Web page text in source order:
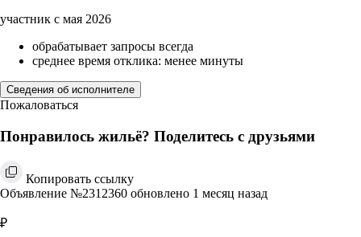
участник с мая 2026
обрабатывает запросы всегда
среднее время отклика: менее минуты
Сведения об исполнителе
Пожаловаться
Понравилось жильё? Поделитесь с друзьями
Копировать ссылку
Объявление №2312360 обновлено 1 месяц назад
₽